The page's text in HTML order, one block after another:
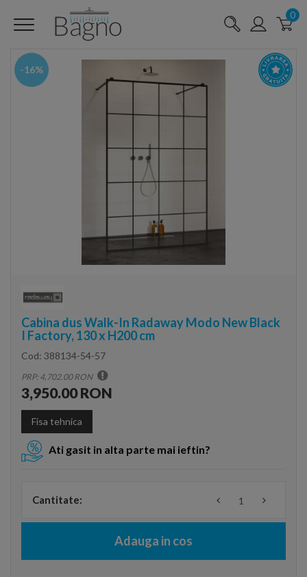
0
-16%
Cabina dus Walk-In Radaway Modo New Black
I Factory, 130 x H200 cm
Cod: 388134-54-57
PRP: 4,702.00 RON
3,950.00 RON
Fisa tehnica
Ati gasit in alta parte mai ieftin?
Cantitate:
Adauga in cos